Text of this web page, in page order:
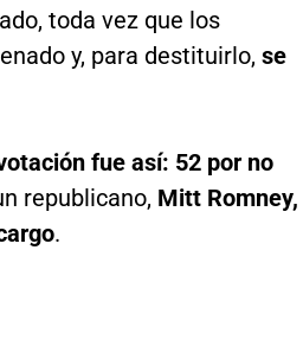
toda vez que los
y, para destituirlo, se
fue así: 52 por no
republicano, Mitt Romney,
.